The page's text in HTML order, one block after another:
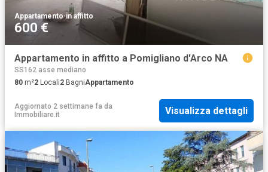
Appartamento·in affitto
600 €
Appartamento in affitto a Pomigliano d'Arco NA
SS162 asse mediano
80 m²2 Locali2 BagniAppartamento
Aggiornato 2 settimane fa da
Immobiliare.it
Visualizza dettagli